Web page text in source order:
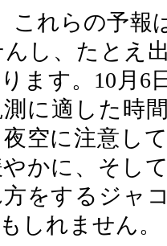
これらの予報
し、たとえ
ます。10月6
に適した時
空に注意し
かに、そし
をするジャ
しれません。